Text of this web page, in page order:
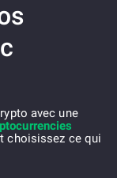
avec une
choisissez ce qui